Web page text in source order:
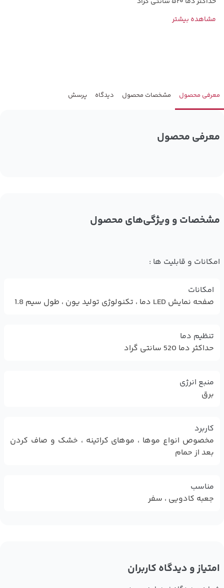
مشاهده بیشتر
معرفی محصول مشخصات محصول دیدگاه پرسش
معرفی محصول
مشخصات و ویژگی‌های محصول
امکانات و قابلیت ها :
امکانات
صفحه نمایش LED دما ، تکنولوژی تولید یون ، طول سیم 1.8
تنظیم دما
حداکثر دما 520 سانتی گراد
منبع انرژی
برق
کاربرد
مخصوص انواع موها ، موهای کراتینه ، خشک و صاف کردن
بعد از حمام
مناسب
جعبه کادویی ، سفر
امتیاز و دیدگاه کاربران